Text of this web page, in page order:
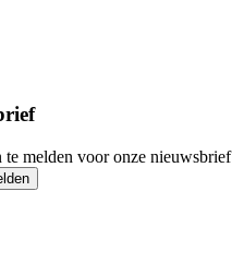
melden voor onze nieuwsbrief